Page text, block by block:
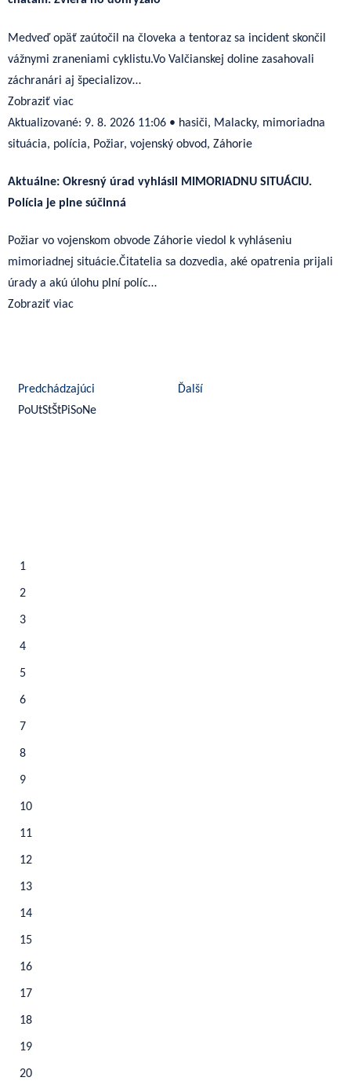
Medveď opäť zaútočil na človeka a tentoraz sa incident skončil
vážnymi zraneniami cyklistu.Vo Valčianskej doline zasahovali
záchranári aj špecializov…
Zobraziť viac
Aktualizované: 9. 8. 2026 11:06 • hasiči, Malacky, mimoriadna
situácia, polícia, Požiar, vojenský obvod, Záhorie
Aktuálne: Okresný úrad vyhlásil MIMORIADNU SITUÁCIU.
Polícia je plne súčinná
Požiar vo vojenskom obvode Záhorie viedol k vyhláseniu
mimoriadnej situácie.Čitatelia sa dozvedia, aké opatrenia prijali
úrady a akú úlohu plní políc…
Zobraziť viac
Predchádzajúci
Ďalší
PoUtStŠtPiSoNe
1
2
3
4
5
6
7
8
9
10
11
12
13
14
15
16
17
18
19
20